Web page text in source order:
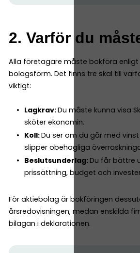
2. Varför du
Alla företagare måste bokföra
bolagsform. Det finns tre skäl till
viktigt:
Lagkrav:Du måste kunna visa
sköter ekonomin.
Koll:Du ser om du går med
slipper obehagliga
Beslutsunderlag: Du får bättre
prissättning, budget och
För aktiebolag är bokföringen
årsredovisningen, medan enskilda
bilagan i deklarationen.